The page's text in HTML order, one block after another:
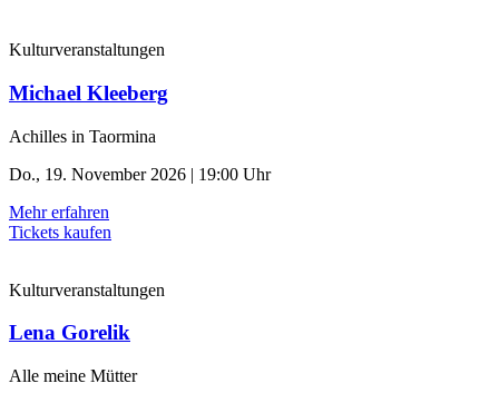
Kulturveranstaltungen
Michael Kleeberg
Achilles in Taormina
Do., 19. November 2026 | 19:00 Uhr
Mehr erfahren
Tickets kaufen
Kulturveranstaltungen
Lena Gorelik
Alle meine Mütter